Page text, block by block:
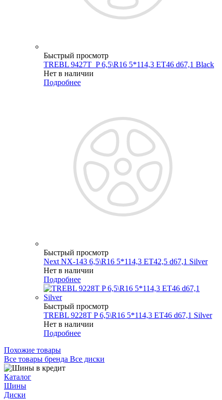
Быстрый просмотр
TREBL 9427T_P 6,5\R16 5*114,3 ET46 d67,1 Black
Нет в наличии
Подробнее
Быстрый просмотр
Next NX-143 6,5\R16 5*114,3 ET42,5 d67,1 Silver
Нет в наличии
Подробнее
Быстрый просмотр
TREBL 9228T P 6,5\R16 5*114,3 ET46 d67,1 Silver
Нет в наличии
Подробнее
Похожие товары
Все товары бренда Все диски
Каталог
Шины
Диски